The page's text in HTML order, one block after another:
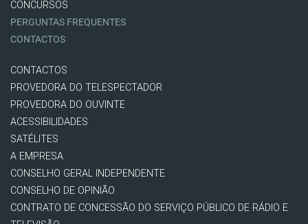
CONCURSOS
PERGUNTAS FREQUENTES
CONTACTOS
CONTACTOS
PROVEDORA DO TELESPECTADOR
PROVEDORA DO OUVINTE
ACESSIBILIDADES
SATÉLITES
A EMPRESA
CONSELHO GERAL INDEPENDENTE
CONSELHO DE OPINIÃO
CONTRATO DE CONCESSÃO DO SERVIÇO PÚBLICO DE RÁDIO E